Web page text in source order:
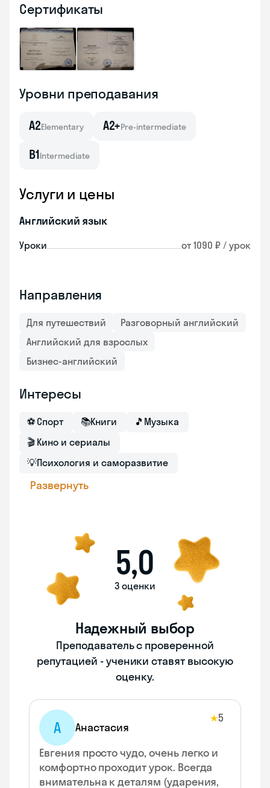
Сертификаты
Уровни преподавания
A2Elementary A2+Pre-intermediate
B1Intermediate
Услуги и цены
Английский язык
Уроки от 1090 ₽ / урок
Направления
Для путешествий
Разговорный английский
Английский для взрослых
Бизнес-английский
Интересы
⚽ Спорт 📚Книги 🎵 Музыка
🎬 Кино и сериалы
💡Психология и саморазвитие
Развернуть
5,0
3 оценки
Надежный выбор
Преподаватель с проверенной
репутацией - ученики ставят высокую
оценку.
А Анастасия
★5
Евгения просто чудо, очень легко и
комфортно проходит урок. Всегда
внимательна к деталям (ударения,